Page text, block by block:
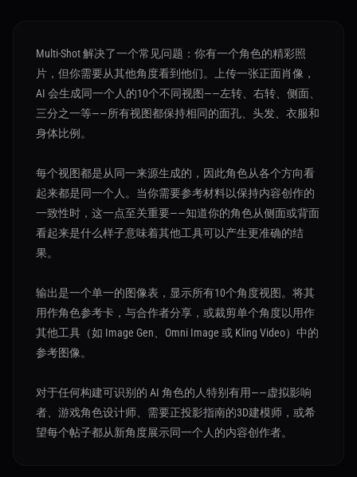
Multi-Shot 解决了一个常见问题：你有一个角色的精彩照
片，但你需要从其他角度看到他们。上传一张正面肖像，
AI 会生成同一个人的10个不同视图——左转、右转、侧面、
三分之一等——所有视图都保持相同的面孔、头发、衣服和
身体比例。
每个视图都是从同一来源生成的，因此角色从各个方向看
起来都是同一个人。当你需要参考材料以保持内容创作的
一致性时，这一点至关重要——知道你的角色从侧面或背面
看起来是什么样子意味着其他工具可以产生更准确的结
果。
输出是一个单一的图像表，显示所有10个角度视图。将其
用作角色参考卡，与合作者分享，或裁剪单个角度以用作
其他工具（如 Image Gen、Omni Image 或 Kling Video）中的
参考图像。
对于任何构建可识别的 AI 角色的人特别有用——虚拟影响
者、游戏角色设计师、需要正投影指南的3D建模师，或希
望每个帖子都从新角度展示同一个人的内容创作者。